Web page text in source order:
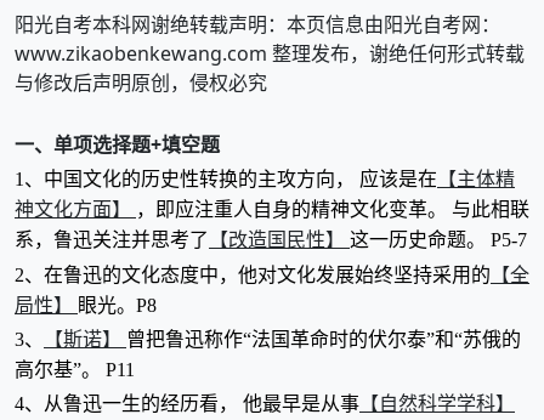
阳光自考本科网谢绝转载声明：本页信息由阳光自考网：
www.zikaobenkewang.com 整理发布，谢绝任何形式转载
与修改后声明原创，侵权必究
一、单项选择题+填空题
1、中国文化的历史性转换的主攻方向， 应该是在
【主体精
神文化方面】
，即应注重人自身的精神文化变革。 与此相联
系，鲁迅关注并思考了
【改造国民性】
这一历史命题。 P5-7
2、在鲁迅的文化态度中，他对文化发展始终坚持采用的
【全
局性】
眼光。P8
3、
【斯诺】
曾把鲁迅称作“法国革命时的伏尔泰”和“苏俄的
高尔基”。 P11
4、从鲁迅一生的经历看， 他最早是从事 【自然科学学科】